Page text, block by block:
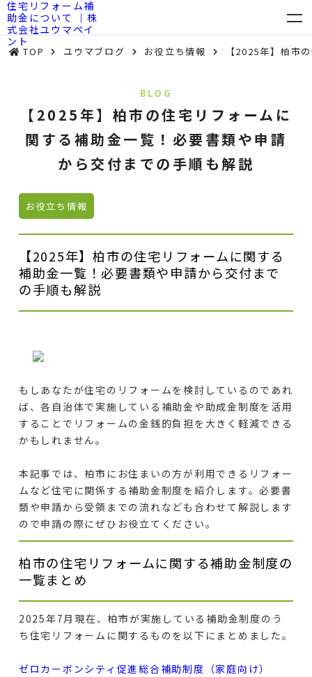
TOP ユウマブログ お役立ち情報 【2025年】柏市
BLOG
【2025年】柏市の住宅リフォームに
関する補助金一覧！必要書類や申請
から交付までの手順も解説
お役立ち情報
【2025年】柏市の住宅リフォームに関する
補助金一覧！必要書類や申請から交付まで
の手順も解説
もしあなたが住宅のリフォームを検討しているのであれ
ば、各自治体で実施している補助金や助成金制度を活用
することでリフォームの金銭的負担を大きく軽減できる
かもしれません。
本記事では、柏市にお住まいの方が利用できるリフォー
ムなど住宅に関係する補助金制度を紹介します。必要書
類や申請から受領までの流れなども合わせて解説します
ので申請の際にぜひお役立てください。
柏市の住宅リフォームに関する補助金制度の
一覧まとめ
2025年7月現在、柏市が実施している補助金制度のう
ち住宅リフォームに関するものを以下にまとめました。
ゼロカーボンシティ促進総合補助制度（家庭向け）